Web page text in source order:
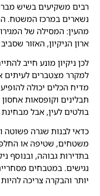
רבים משקיעים בשיש
נשארים במרכז המשטח.
מהעין: המסילה של
ארון הניקיון, האזור
לכן ניקיון מונע חייב
למקרר מצטברים לעיתים
מדיח הכלים יכולה
תבלינים וקופסאות
בולטים לעין, אבל
כדאי לבנות שגרה פשוטה
משטחים, שטיפה או
בתדירות גבוהה, ובנוסף
נגישים. במטבחים
יותר והבקרה צריכה